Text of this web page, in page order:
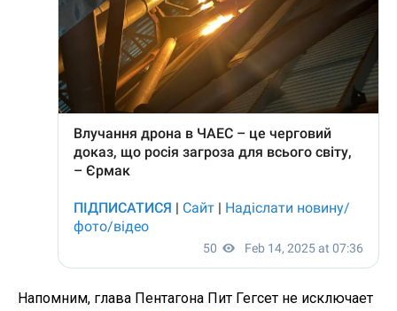
Напомним, глава Пентагона Пит Гегсет не исключает